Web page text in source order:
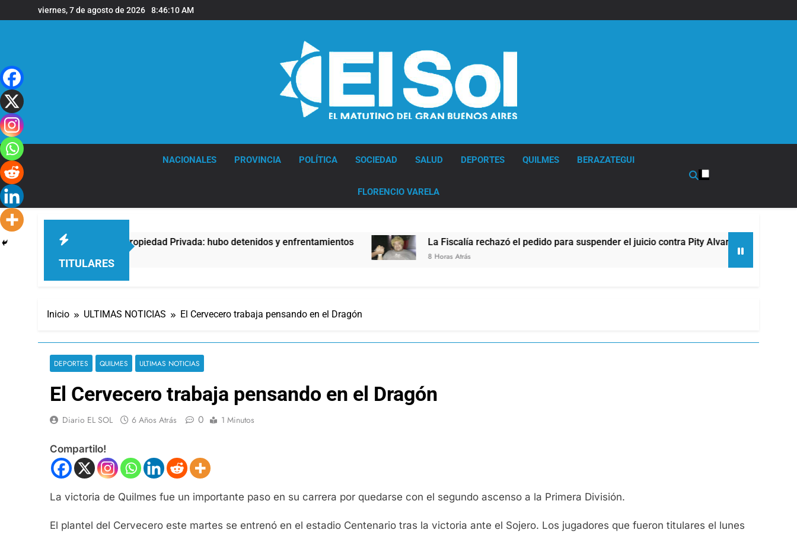
al
viernes, 7 de agosto de 2026 8:46:11 AM
NACIONALES PROVINCIA POLÍTICA SOCIEDAD SALUD DEPORTES QUILMES BERAZATEGUI
FLORENCIO VARELA
TITULARES
contra la Ley de Propiedad Privada: hubo detenidos y enfrentamientos La Fiscalía rechazó el pedido para suspender el juicio contra Pity Alvarez
8 Horas Atrás
Inicio ULTIMAS NOTICIAS El Cervecero trabaja pensando en el Dragón
DEPORTES QUILMES ULTIMAS NOTICIAS
El Cervecero trabaja pensando en el Dragón
Diario EL SOL 6 Años Atrás 0 1 Minutos
Compartilo!
La victoria de Quilmes fue un importante paso en su carrera por quedarse con el segundo ascenso a la Primera División.
El plantel del Cervecero este martes se entrenó en el estadio Centenario tras la victoria ante el Sojero. Los jugadores que fueron titulares el lunes